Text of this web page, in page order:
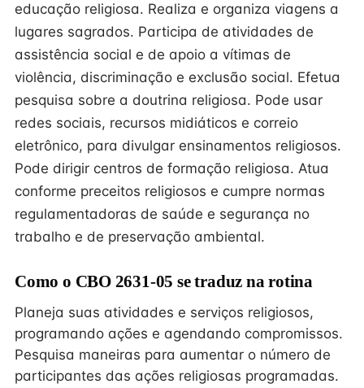
educação religiosa. Realiza e organiza viagens a
lugares sagrados. Participa de atividades de
assistência social e de apoio a vítimas de
violência, discriminação e exclusão social. Efetua
pesquisa sobre a doutrina religiosa. Pode usar
redes sociais, recursos midiáticos e correio
eletrônico, para divulgar ensinamentos religiosos.
Pode dirigir centros de formação religiosa. Atua
conforme preceitos religiosos e cumpre normas
regulamentadoras de saúde e segurança no
trabalho e de preservação ambiental.
Como o CBO 2631-05 se traduz na rotina
Planeja suas atividades e serviços religiosos,
programando ações e agendando compromissos.
Pesquisa maneiras para aumentar o número de
participantes das ações religiosas programadas.